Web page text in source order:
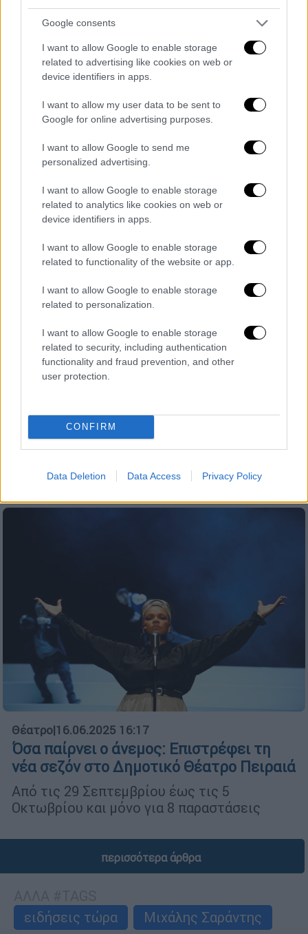
Google consents
I want to allow Google to enable storage
related to advertising like cookies on web or
device identifiers in apps.
I want to allow my user data to be sent to
Google for online advertising purposes.
I want to allow Google to send me
personalized advertising.
I want to allow Google to enable storage
related to analytics like cookies on web or
device identifiers in apps.
I want to allow Google to enable storage
related to functionality of the website or app.
I want to allow Google to enable storage
related to personalization.
I want to allow Google to enable storage
related to security, including authentication
functionality and fraud prevention, and other
user protection.
CONFIRM
Data Deletion Data Access Privacy Policy
Θέατρο|27.01.2026 23:00
Ο Φονιάς, έγκλημα και αθώωση: Μια
συγκλονιστική ιστορία γυναικοκτονίας
από τον Πυγμαλίωνα Δαδακαρίδη
Με πρωταγωνιστή τον Μιχάλη Σαράντη
Εξώφυλλο σε αμερικανικό περιοδικό
γίνεται το ελληνικό «Όσα Παίρνει ο
Άνεμος»
Διεθνής διάκριση για το Ελληνικό Θέατρο
Θέατρο|16.06.2025 16:17
Όσα παίρνει ο άνεμος: Επιστρέφει τη
νέα σεζόν στο Δημοτικό Θέατρο Πειραιά
Από τις 29 Σεπτεμβρίου έως τις 5
Οκτωβρίου και μόνο για 8 παραστάσεις
περισσότερα άρθρα
ειδήσεις τώρα
Μιχάλης Σαράντης